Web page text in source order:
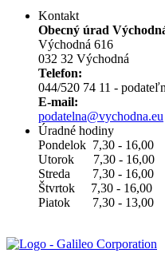
Kontakt
Obecný úrad
Východná 616
032 32 Východná
Telefon:
044/520 74 11 -
E-mail:
podatelna@vychodna.eu
Úradné hodiny
Pondelok 7,30 - 16,00
Utorok 7,30 - 16,00
Streda 7,30 - 16,00
Štvrtok 7,30 - 16,00
Piatok 7,30 - 13,00